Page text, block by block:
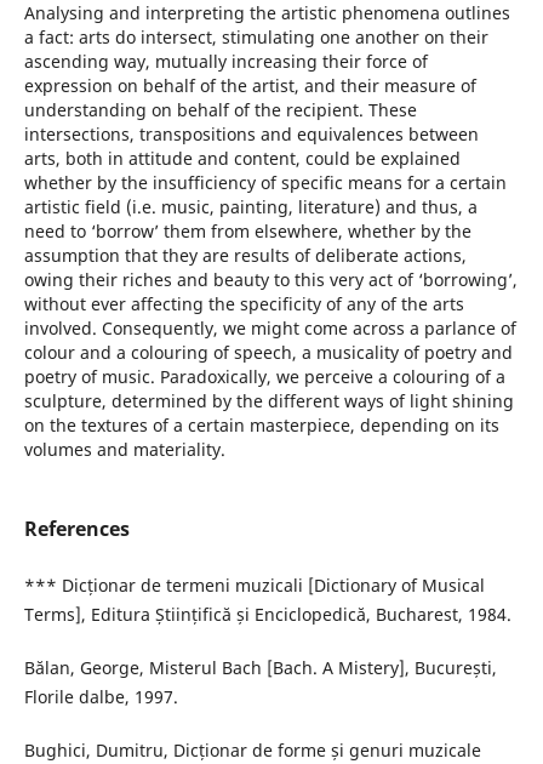
Analysing and interpreting the artistic phenomena outlines
a fact: arts do intersect, stimulating one another on their
ascending way, mutually increasing their force of
expression on behalf of the artist, and their measure of
understanding on behalf of the recipient. These
intersections, transpositions and equivalences between
arts, both in attitude and content, could be explained
whether by the insufficiency of specific means for a certain
artistic field (i.e. music, painting, literature) and thus, a
need to ‘borrow’ them from elsewhere, whether by the
assumption that they are results of deliberate actions,
owing their riches and beauty to this very act of ‘borrowing’,
without ever affecting the specificity of any of the arts
involved. Consequently, we might come across a parlance of
colour and a colouring of speech, a musicality of poetry and
poetry of music. Paradoxically, we perceive a colouring of a
sculpture, determined by the different ways of light shining
on the textures of a certain masterpiece, depending on its
volumes and materiality.
References
*** Dicționar de termeni muzicali [Dictionary of Musical
Terms], Editura Științifică și Enciclopedică, Bucharest, 1984.
Bălan, George, Misterul Bach [Bach. A Mistery], București,
Florile dalbe, 1997.
Bughici, Dumitru, Dicționar de forme și genuri muzicale